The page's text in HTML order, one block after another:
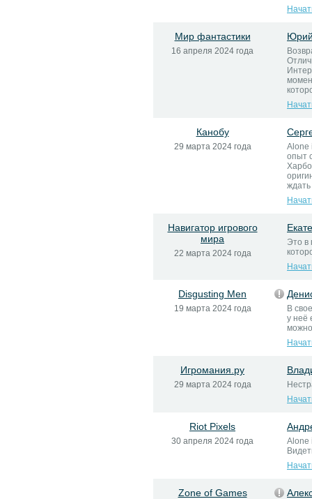
Мир фантастики
16 апреля 2024 года
Канобу
29 марта 2024 года
Alone
опыт
Навигатор игрового
мира
22 марта 2024 года
Это в
Disgusting Men
19 марта 2024 года
В
у неё
Игромания.ру
29 марта 2024 года
Riot Pixels
30 апреля 2024 года
Alone
Zone of Games